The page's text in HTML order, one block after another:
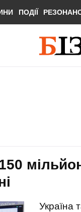
ПОДІЇ
Україна